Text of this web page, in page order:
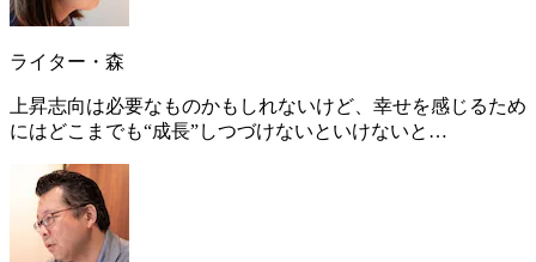
ライター・森
上昇志向は必要なものかもしれないけど、幸せを感じるため
にはどこまでも“成長”しつづけないといけないと…